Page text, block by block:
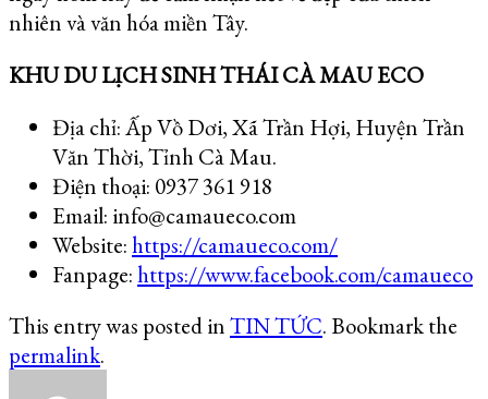
nhiên và văn hóa miền Tây.
KHU DU LỊCH SINH THÁI CÀ MAU ECO
Địa chỉ: Ấp Vồ Dơi, Xã Trần Hợi, Huyện Trần
Văn Thời, Tỉnh Cà Mau.
Điện thoại: 0937 361 918
Email: info@camaueco.com
Website:https://camaueco.com/
Fanpage:https://www.facebook.com/camaueco
This entry was posted inTIN TỨC. Bookmark the
permalink.